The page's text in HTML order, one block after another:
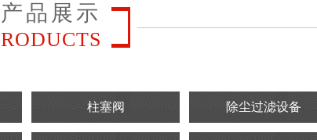
产品展示
RODUCTS
柱塞阀 除尘过滤设备